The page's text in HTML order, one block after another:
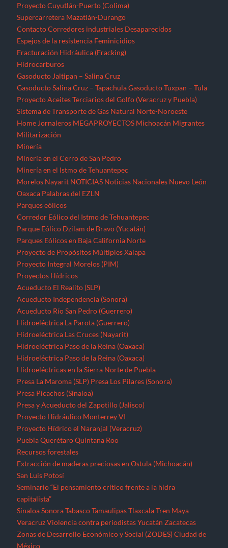
Proyecto Cuyutlán-Puerto (Colima)
Supercarretera Mazatlán-Durango
Contacto Corredores industriales Desaparecidos
Espejos de la resistencia Feminicidios
Fracturación Hidráulica (Fracking)
Hidrocarburos
Gasoducto Jaltipan – Salina Cruz
Gasoducto Salina Cruz – Tapachula Gasoducto Tuxpan – Tula
Proyecto Aceites Terciarios del Golfo (Veracruz y Puebla)
Sistema de Transporte de Gas Natural Norte-Noroeste
Home Jornaleros MEGAPROYECTOS Michoacán Migrantes
Militarización
Minería
Minería en el Cerro de San Pedro
Minería en el Istmo de Tehuantepec
Morelos Nayarit NOTICIAS Noticias Nacionales Nuevo León
Oaxaca Palabras del EZLN
Parques eólicos
Corredor Eólico del Istmo de Tehuantepec
Parque Eólico Dzilam de Bravo (Yucatán)
Parques Eólicos en Baja California Norte
Proyecto de Propósitos Múltiples Xalapa
Proyecto Integral Morelos (PIM)
Proyectos Hídricos
Acueducto El Realito (SLP)
Acueducto Independencia (Sonora)
Acueducto Río San Pedro (Guerrero)
Hidroeléctrica La Parota (Guerrero)
Hidroeléctrica Las Cruces (Nayarit)
Hidroeléctrica Paso de la Reina (Oaxaca)
Hidroeléctrica Paso de la Reina (Oaxaca)
Hidroeléctricas en la Sierra Norte de Puebla
Presa La Maroma (SLP) Presa Los Pilares (Sonora)
Presa Picachos (Sinaloa)
Presa y Acueducto del Zapotillo (Jalisco)
Proyecto Hidráulico Monterrey VI
Proyecto Hídrico el Naranjal (Veracruz)
Puebla Querétaro Quintana Roo
Recursos forestales
Extracción de maderas preciosas en Ostula (Michoacán)
San Luis Potosí
Seminario “El pensamiento crítico frente a la hidra
capitalista”
Sinaloa Sonora Tabasco Tamaulipas Tlaxcala Tren Maya
Veracruz Violencia contra periodistas Yucatán Zacatecas
Zonas de Desarrollo Económico y Social (ZODES) Ciudad de
México